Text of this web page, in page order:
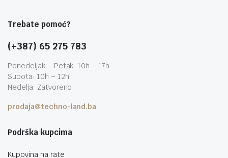
Trebate pomoć?
(+387) 65 275 783
Ponedeljak – Petak: 10h – 17h
Subota: 10h – 12h
Nedelja: Zatvoreno
prodaja@techno-land.ba
Podrška kupcima
Kupovina na rate